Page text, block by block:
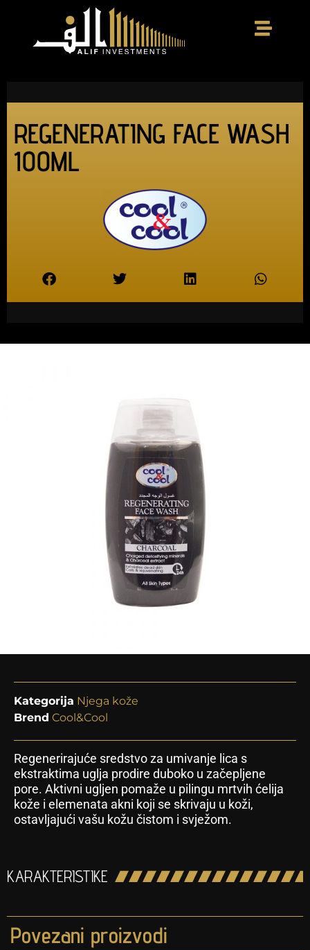
REGENERATING FACE WASH
100ML
Kategorija Njega kože
Brend Cool&Cool
Regenerirajuće sredstvo za umivanje lica s
ekstraktima uglja prodire duboko u začepljene
pore. Aktivni ugljen pomaže u pilingu mrtvih ćelija
kože i elemenata akni koji se skrivaju u koži,
ostavljajući vašu kožu čistom i svježom.
KARAKTERISTIKE
Povezani proizvodi